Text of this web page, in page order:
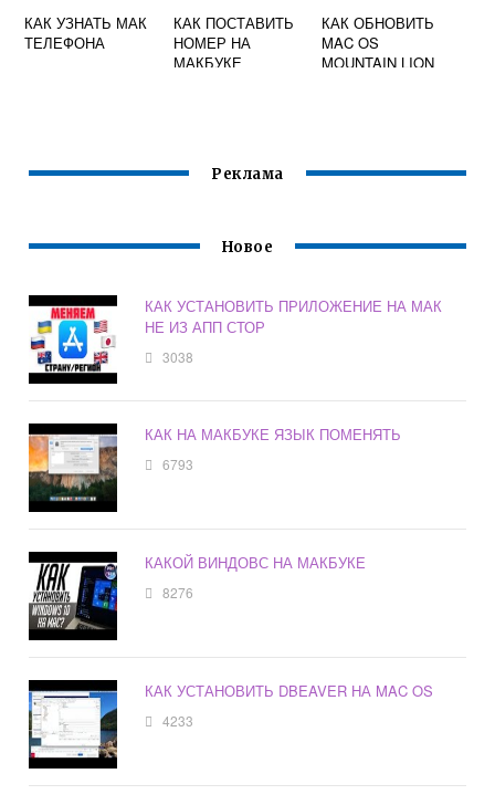
КАК УЗНАТЬ МАК
ТЕЛЕФОНА
КАК ПОСТАВИТЬ
НОМЕР НА
МАКБУКЕ
КАК ОБНОВИТЬ
MAC OS
MOUNTAIN LION
Реклама
Новое
КАК УСТАНОВИТЬ ПРИЛОЖЕНИЕ НА МАК
НЕ ИЗ АПП СТОР
3038
КАК НА МАКБУКЕ ЯЗЫК ПОМЕНЯТЬ
6793
КАКОЙ ВИНДОВС НА МАКБУКЕ
8276
КАК УСТАНОВИТЬ DBEAVER НА MAC OS
4233